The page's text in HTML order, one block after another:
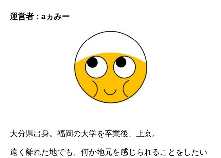
運営者：aヵみー
大分県出身。福岡の大学を卒業後、上京。
遠く離れた地でも、何か地元を感じられることをしたい